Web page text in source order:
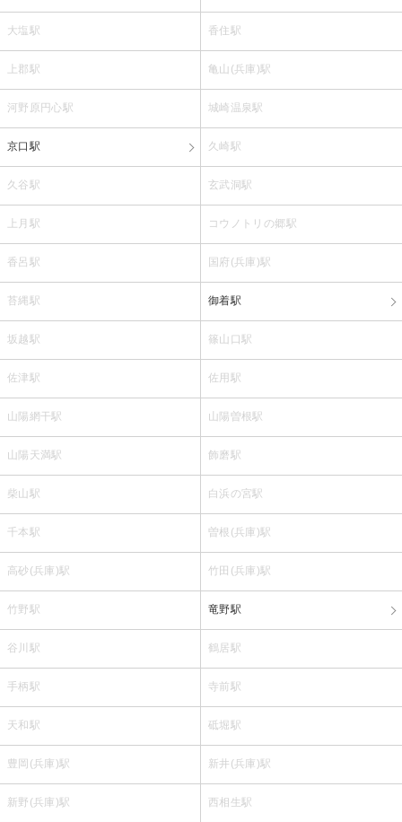
大塩駅 香住駅
上郡駅 亀山(兵庫)駅
河野原円心駅 城崎温泉駅
京口駅 久崎駅
久谷駅 玄武洞駅
上月駅 コウノトリの郷駅
香呂駅 国府(兵庫)駅
苔縄駅 御着駅
坂越駅 篠山口駅
佐津駅 佐用駅
山陽網干駅 山陽曽根駅
山陽天満駅 飾磨駅
柴山駅 白浜の宮駅
千本駅 曽根(兵庫)駅
高砂(兵庫)駅 竹田(兵庫)駅
竹野駅 竜野駅
谷川駅 鶴居駅
手柄駅 寺前駅
天和駅 砥堀駅
豊岡(兵庫)駅 新井(兵庫)駅
新野(兵庫)駅 西相生駅